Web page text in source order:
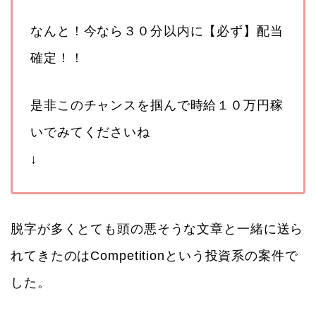
なんと！今なら３０分以内に【必ず】配当
確定！！
是非このチャンスを掴んで時給１０万円稼
いでみてくださいね
↓
脱字が多くとても頭の悪そうな文章と一緒に送ら
れてきたのはCompetitionという投資系の案件で
した。